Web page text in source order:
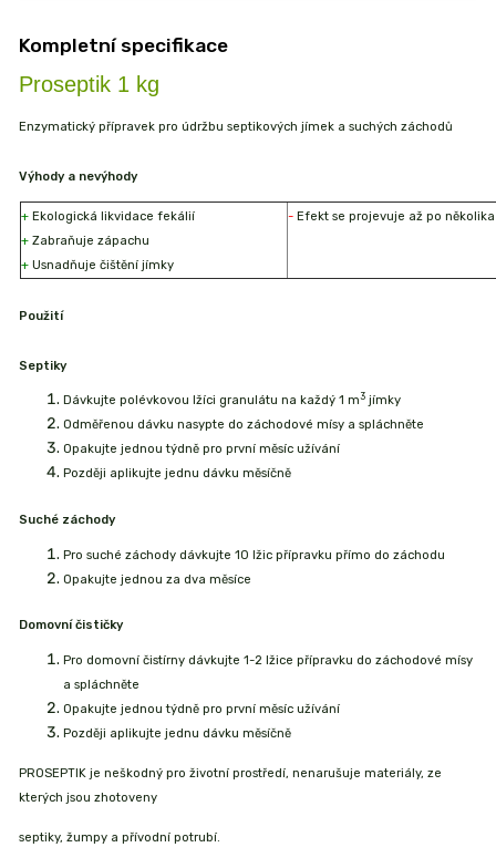
Kompletní specifikace
Proseptik 1 kg
Enzymatický přípravek pro údržbu septikových jímek a suchých záchodů
Výhody a nevýhody
+ Ekologická likvidace fekálií
+ Zabraňuje zápachu
+ Usnadňuje čištění jímky
- Efekt se projevuje až po
Použití
Septiky
Dávkujte polévkovou lžíci granulátu na každý 1 m3 jímky
Odměřenou dávku nasypte do záchodové mísy a spláchněte
Opakujte jednou týdně pro první měsíc užívání
Později aplikujte jednu dávku měsíčně
Suché záchody
Pro suché záchody dávkujte 10 lžic přípravku přímo do záchodu
Opakujte jednou za dva měsíce
​Domovní čističky
Pro domovní čistírny dávkujte 1-2 lžice přípravku do záchodové mísy
a spláchněte
Opakujte jednou týdně pro první měsíc užívání
Později aplikujte jednu dávku měsíčně
PROSEPTIK je neškodný pro životní prostředí, nenarušuje materiály, ze
kterých jsou zhotoveny
septiky, žumpy a přívodní potrubí.